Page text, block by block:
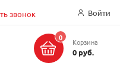
звонок Войти
0 Корзина
0 руб.